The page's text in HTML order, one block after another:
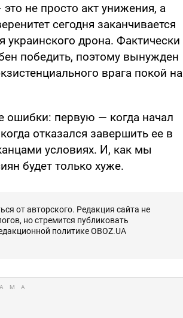
не просто акт унижения, а
сегодня заканчивается
украинского дрона. Фактически
победить, поэтому вынужден
врага покой на
ошибки: первую — когда начал
отказался завершить ее в
условиях. И, как мы
будет только хуже.
от авторского. Редакция сайта не
но стремится публиковать
политике OBOZ.UA